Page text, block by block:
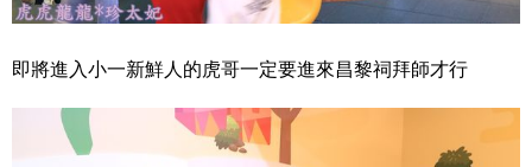
即將進入小一新鮮人的虎哥一定要進來昌黎祠拜師才行